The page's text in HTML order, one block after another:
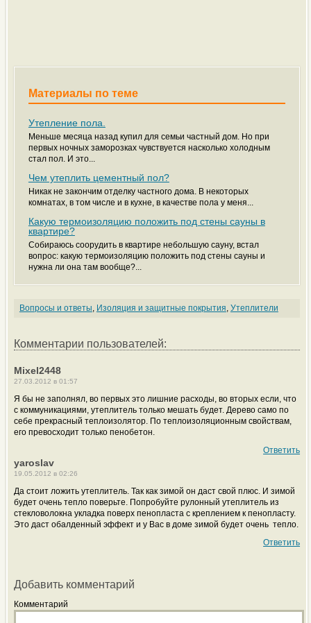
Материалы по теме
Утепление пола.
Меньше месяца назад купил для семьи частный дом. Но при
первых ночных заморозках чувствуется насколько холодным
стал пол. И это...
Чем утеплить цементный пол?
Никак не закончим отделку частного дома. В некоторых
комнатах, в том числе и в кухне, в качестве пола у меня...
Какую термоизоляцию положить под стены сауны в
квартире?
Собираюсь соорудить в квартире небольшую сауну, встал
вопрос: какую термоизоляцию положить под стены сауны и
нужна ли она там вообще?...
Вопросы и ответы, Изоляция и защитные покрытия, Утеплители
Комментарии пользователей:
Mixel2448
27.03.2012 в 01:57
Я бы не заполнял, во первых это лишние расходы, во вторых если, что
с коммуникациями, утеплитель только мешать будет. Дерево само по
себе прекрасный теплоизолятор. По теплоизоляционным свойствам,
его превосходит только пенобетон.
Ответить
yaroslav
19.05.2012 в 02:26
Да стоит ложить утеплитель. Так как зимой он даст свой плюс. И зимой
будет очень тепло поверьте. Попробуйте рулонный утеплитель из
стекловолокна укладка поверх пенопласта с креплением к пенопласту.
Это даст обалденный эффект и у Вас в доме зимой будет очень тепло.
Ответить
Добавить комментарий
Комментарий